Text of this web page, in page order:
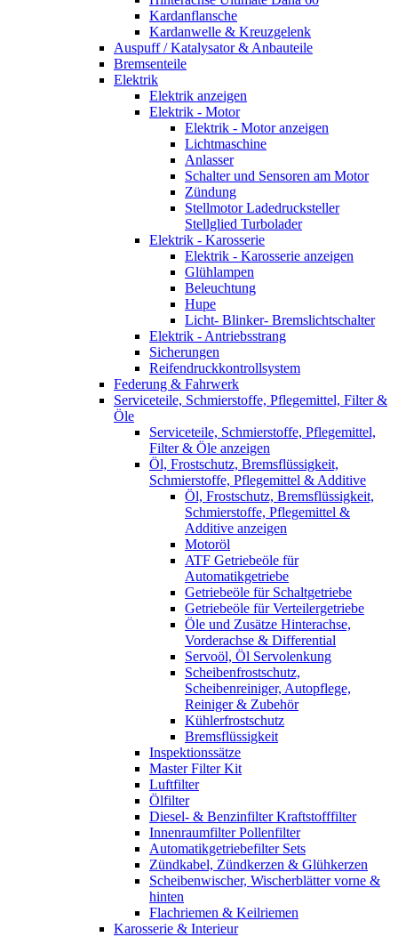
Kardanflansche
Kardanwelle & Kreuzgelenk
Auspuff / Katalysator & Anbauteile
Bremsenteile
Elektrik
Elektrik anzeigen
Elektrik - Motor
Elektrik - Motor anzeigen
Lichtmaschine
Anlasser
Schalter und Sensoren am Motor
Zündung
Stellmotor Ladedrucksteller
Stellglied Turbolader
Elektrik - Karosserie
Elektrik - Karosserie anzeigen
Glühlampen
Beleuchtung
Hupe
Licht- Blinker- Bremslichtschalter
Elektrik - Antriebsstrang
Sicherungen
Reifendruckkontrollsystem
Federung & Fahrwerk
Serviceteile, Schmierstoffe, Pflegemittel, Filter &
Öle
Serviceteile, Schmierstoffe, Pflegemittel,
Filter & Öle anzeigen
Öl, Frostschutz, Bremsflüssigkeit,
Schmierstoffe, Pflegemittel & Additive
Öl, Frostschutz, Bremsflüssigkeit,
Schmierstoffe, Pflegemittel &
Additive anzeigen
Motoröl
ATF Getriebeöle für
Automatikgetriebe
Getriebeöle für Schaltgetriebe
Getriebeöle für Verteilergetriebe
Öle und Zusätze Hinterachse,
Vorderachse & Differential
Servoöl, Öl Servolenkung
Scheibenfrostschutz,
Scheibenreiniger, Autopflege,
Reiniger & Zubehör
Kühlerfrostschutz
Bremsflüssigkeit
Inspektionssätze
Master Filter Kit
Luftfilter
Ölfilter
Diesel- & Benzinfilter Kraftstofffilter
Innenraumfilter Pollenfilter
Automatikgetriebefilter Sets
Zündkabel, Zündkerzen & Glühkerzen
Scheibenwischer, Wischerblätter vorne &
hinten
Flachriemen & Keilriemen
Karosserie & Interieur